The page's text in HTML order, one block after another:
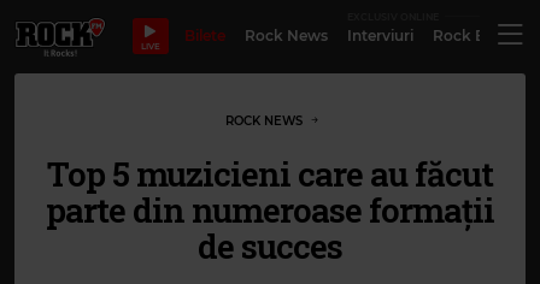
LIVE
Bilete Rock News Interviuri Rock
ROCK NEWS
Top 5 muzicieni care au făcut
parte din numeroase formații
de succes